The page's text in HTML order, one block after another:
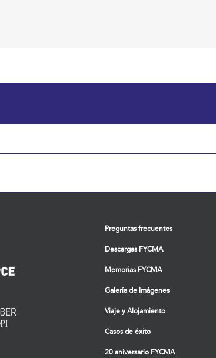
Preguntas frecuentes
Descargas FYCMA
Memorias FYCMA
Galería de Imágenes
Viaje y Alojamiento
Casos de éxito
20 aniversario FYCMA